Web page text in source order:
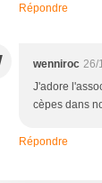
Répondre
wenniroc 26/
J'adore
cèpes dans
Répondre